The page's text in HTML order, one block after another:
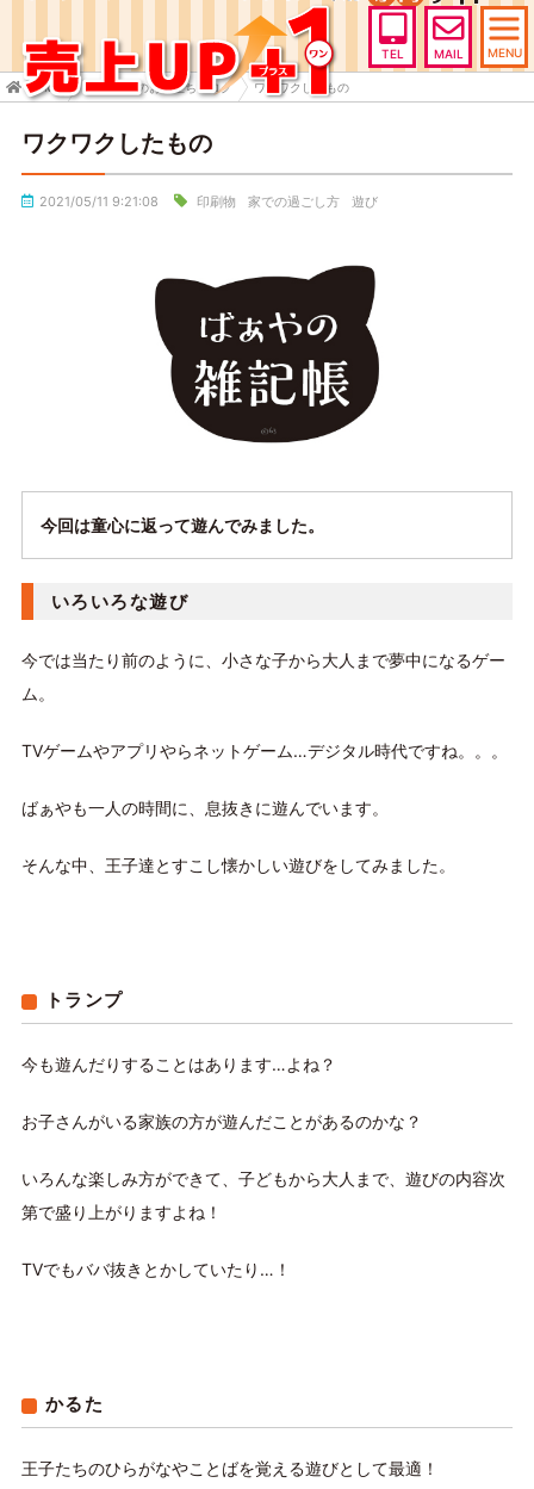
TEL MAIL MENU
HOME 売上UP+1のお役立ちブログ ワクワクしたもの
ワクワクしたもの
2021/05/11 9:21:08 印刷物 家での過ごし方 遊び
今回は童心に返って遊んでみました。
いろいろな遊び
今では当たり前のように、小さな子から大人まで夢中になるゲー
ム。
TVゲームやアプリやらネットゲーム…デジタル時代ですね。。。
ばぁやも一人の時間に、息抜きに遊んでいます。
そんな中、王子達とすこし懐かしい遊びをしてみました。
トランプ
今も遊んだりすることはあります…よね？
お子さんがいる家族の方が遊んだことがあるのかな？
いろんな楽しみ方ができて、子どもから大人まで、遊びの内容次
第で盛り上がりますよね！
TVでもババ抜きとかしていたり…！
かるた
王子たちのひらがなやことばを覚える遊びとして最適！